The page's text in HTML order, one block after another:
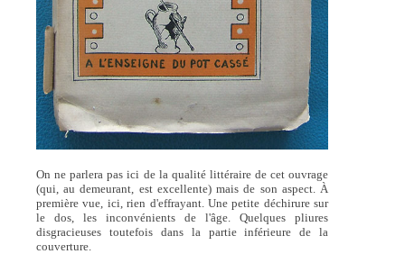
On ne parlera pas ici de la qualité littéraire de cet ouvrage
(qui, au demeurant, est excellente) mais de son aspect. À
première vue, ici, rien d'effrayant. Une petite déchirure sur
le dos, les inconvénients de l'âge. Quelques pliures
disgracieuses toutefois dans la partie inférieure de la
couverture.